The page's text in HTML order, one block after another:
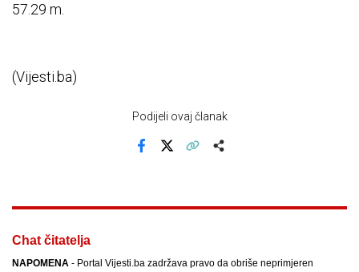
57.29 m.
(Vijesti.ba)
Podijeli ovaj članak
Chat čitatelja
NAPOMENA - Portal Vijesti.ba zadržava pravo da obriše neprimjeren